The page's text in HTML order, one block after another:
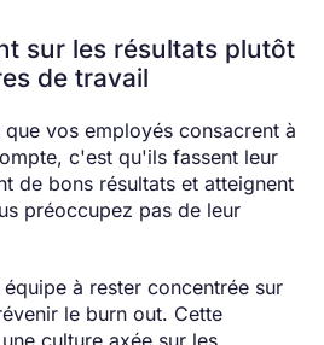
sur les résultats plutôt
de travail
vos employés consacrent à
c'est qu'ils fassent leur
de bons résultats et atteignent
préoccupez pas de leur
à rester concentrée sur
le burn out. Cette
culture axée sur les